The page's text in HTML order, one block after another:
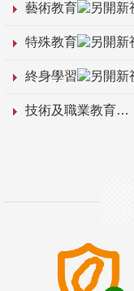
藝術教育
特殊教育
終身學習
技術及職業教育